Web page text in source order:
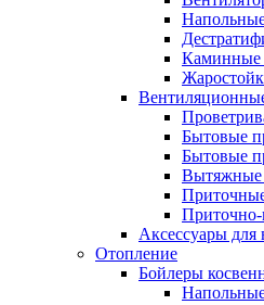
Каминные
Бытовые
Бытовые
Вытяжные
Аксессуары для
Отопление
Бойлеры